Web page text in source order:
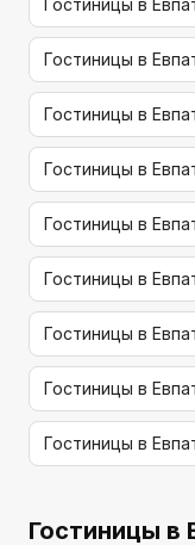
Гостиницы в
Гостиницы в
Гостиницы в
Гостиницы в
Гостиницы в
Гостиницы в
Гостиницы в
Гостиницы в
Гостиницы в
Гостиницы в